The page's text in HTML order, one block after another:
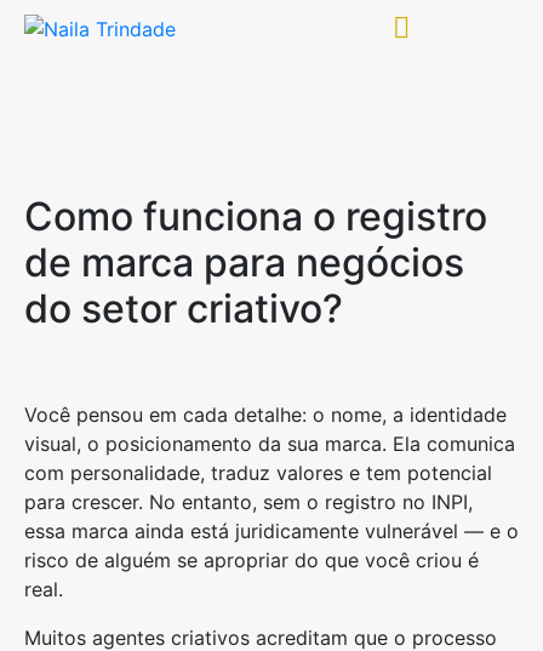
Como funciona o registro
de marca para negócios
do setor criativo?
Você pensou em cada detalhe: o nome, a identidade
visual, o posicionamento da sua marca. Ela comunica
com personalidade, traduz valores e tem potencial
para crescer. No entanto, sem o registro no INPI,
essa marca ainda está juridicamente vulnerável — e o
risco de alguém se apropriar do que você criou é
real.
Muitos agentes criativos acreditam que o processo